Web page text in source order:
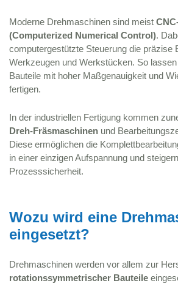
Moderne Drehmaschinen sind meist
(Computerized Numerical Control).
computergestützte Steuerung die präzise
Werkzeugen und Werkstücken. So
Bauteile mit hoher Maßgenauigkeit und
fertigen.
In der industriellen Fertigung kommen
Dreh-Fräsmaschinen und
Diese ermöglichen die
in einer einzigen Aufspannung und
Prozesssicherheit.
Wozu wird eine
eingesetzt?
Drehmaschinen werden vor allem zur
rotationssymmetrischer Bauteile